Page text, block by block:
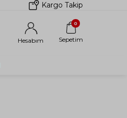
Kargo Takip
Hesabım
0
Sepetim